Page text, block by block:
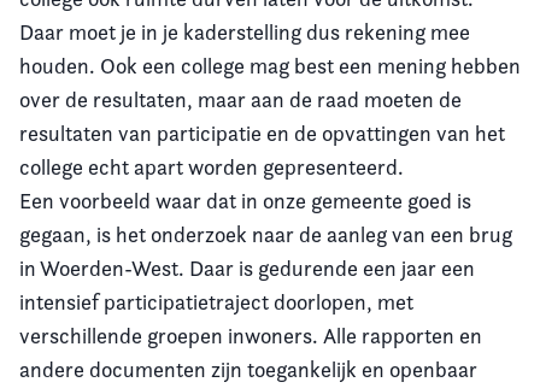
Daar moet je in je kaderstelling dus rekening mee
houden. Ook een college mag best een mening hebben
over de resultaten, maar aan de raad moeten de
resultaten van participatie en de opvattingen van het
college echt apart worden gepresenteerd.
Een voorbeeld waar dat in onze gemeente goed is
gegaan, is het onderzoek naar de aanleg van een brug
in Woerden-West. Daar is gedurende een jaar een
intensief participatietraject doorlopen, met
verschillende groepen inwoners. Alle rapporten en
andere documenten zijn toegankelijk en openbaar